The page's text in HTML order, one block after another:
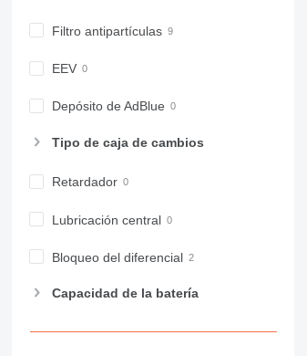
Filtro antipartículas
EEV
Depósito de AdBlue
Tipo de caja de cambios
Retardador
Lubricación central
Bloqueo del diferencial
Capacidad de la batería